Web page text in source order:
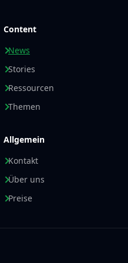
Content
News
Stories
Ressourcen
Themen
Allgemein
Kontakt
Über uns
Preise